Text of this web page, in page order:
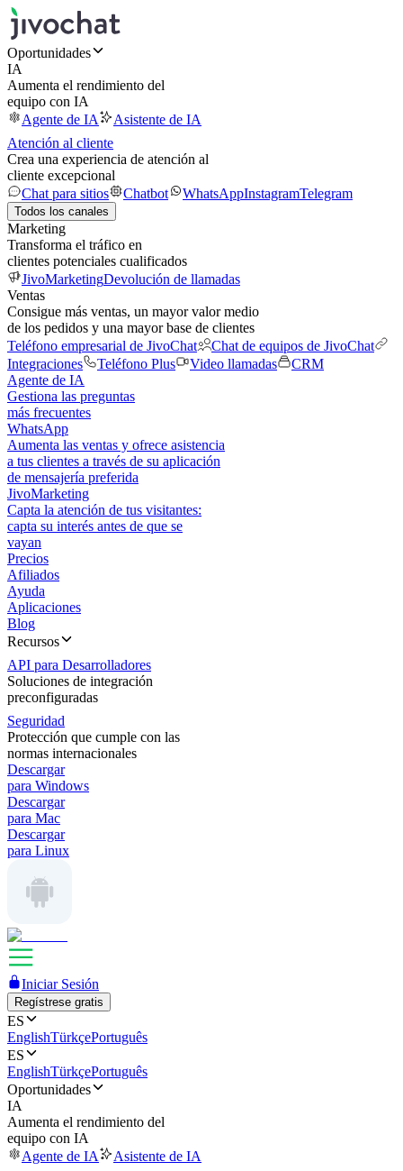
Oportunidades
IA
Aumenta el rendimiento del
equipo con IA
Agente de IA
Asistente de IA
Atención al cliente
Crea una experiencia de atención al
cliente excepcional
Chat para sitios
Chatbot WhatsAppInstagramTelegram
Todos los canales
Marketing
Transforma el tráfico en
clientes potenciales cualificados
JivoMarketingDevolución de llamadas
Ventas
Consigue más ventas, un mayor valor medio
de los pedidos y una mayor base de clientes
Teléfono empresarial de JivoChat
Chat de equipos de JivoChat
Integraciones
Teléfono Plus Video llamadas
CRM
Agente de IA
Gestiona las preguntas
más frecuentes
WhatsApp
Aumenta las ventas y ofrece asistencia
a tus clientes a través de su aplicación
de mensajería preferida
JivoMarketing
Capta la atención de tus visitantes:
capta su interés antes de que se
vayan
Precios
Afiliados
Ayuda
Aplicaciones
Blog
Recursos
API para Desarrolladores
Soluciones de integración
preconfiguradas
Seguridad
Protección que cumple con las
normas internacionales
Descargar
para Windows
Descargar
para Mac
Descargar
para Linux
Iniciar Sesión
Regístrese gratis
ES
EnglishTürkçePortuguês
ES
EnglishTürkçePortuguês
Oportunidades
IA
Aumenta el rendimiento del
equipo con IA
Agente de IA
Asistente de IA